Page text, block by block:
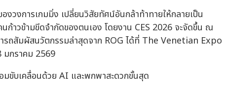
งวงการเกมมิ่ง เปลี่ยนวิสัยทัศน์อันกล้าท้าทายให้กลายเป็น
ก้าวข้ามขีดจำกัดของตนเอง โดยงาน CES 2026 จะจัดขึ้น ณ
ารถสัมผัสนวัตกรรมล่าสุดจาก ROG ได้ที่ The Venetian Expo
มกราคม 2569
ขับเคลื่อนด้วย AI และพกพาสะดวกขั้นสุด